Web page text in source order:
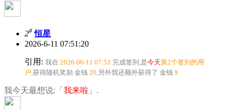
2# 恒星
2026-6-11 07:51:20
引用: 我在 2026-06-11 07:51 完成签到,是今天第2个签到的用
户,获得随机奖励 金钱 20,另外我还额外获得了 金钱 9
我今天最想说:「 我来啦 」.